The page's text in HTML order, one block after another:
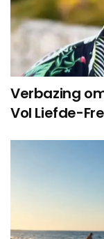
Verbazing
Vol Liefde-